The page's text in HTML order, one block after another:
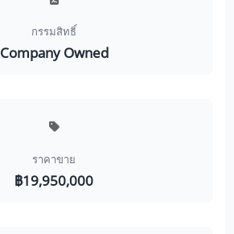
กรรมสิทธิ์
Company Owned
ราคาขาย
฿19,950,000